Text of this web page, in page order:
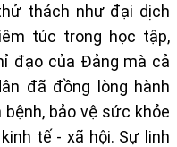
thách như đại dịch
túc trong học tập,
đạo của Đảng mà cả
đã đồng lòng hành
bảo vệ sức khỏe
tế - xã hội. Sự linh